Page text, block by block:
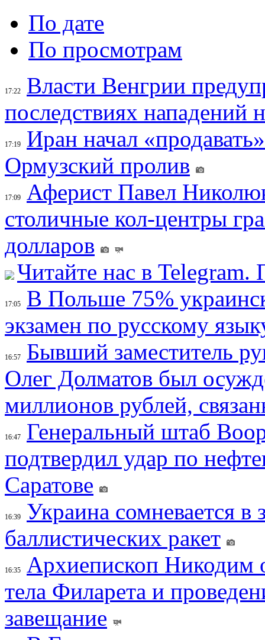
По дате
По просмотрам
17:22
Власти Венгрии
последствиях нападений
17:19
Иран начал
Ормузский пролив
17:09
Аферист Павел
столичные кол-центры
долларов
Читайте нас в
17:05
В Польше 75%
экзамен по русскому
16:57
Бывший заместитель
Олег Долматов был
миллионов рублей,
16:47
Генеральный штаб
подтвердил удар по
Саратове
16:39
Украина сомневается в
баллистических ракет
16:35
Архиепископ
тела Филарета и
завещание